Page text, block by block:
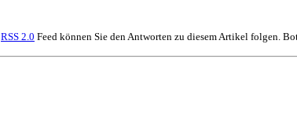
RSS 2.0 Feed können Sie den Antworten zu diesem Artikel folgen.